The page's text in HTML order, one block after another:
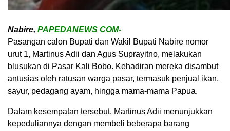
Nabire, PAPEDANEWS COM-
Pasangan calon Bupati dan Wakil Bupati Nabire nomor
urut 1, Martinus Adii dan Agus Suprayitno, melakukan
blusukan di Pasar Kali Bobo. Kehadiran mereka disambut
antusias oleh ratusan warga pasar, termasuk penjual ikan,
sayur, pedagang ayam, hingga mama-mama Papua.
Dalam kesempatan tersebut, Martinus Adii menunjukkan
kepeduliannya dengan membeli beberapa barang